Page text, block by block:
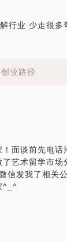
行业 少走很多
业路径
面谈前先电
艺术留学市场
信发我了相关
^_^